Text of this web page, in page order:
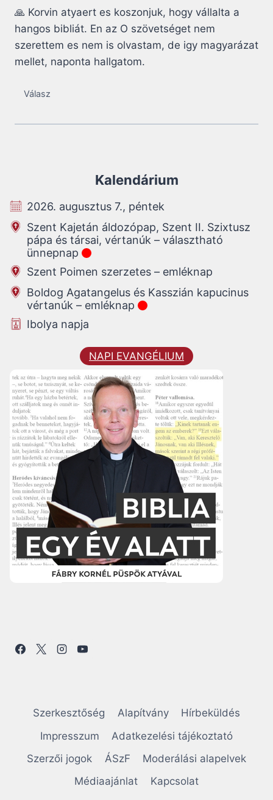
🙏 Korvin atyaert es koszonjuk, hogy vállalta a
hangos bibliát. En az O szövetséget nem
szerettem es nem is olvastam, de igy magyarázat
mellet, naponta hallgatom.
Válasz
Kalendárium
2026. augusztus 7., péntek
Szent Kajetán áldozópap, Szent II. Szixtusz
pápa és társai, vértanúk – választható
ünnepnap
Szent Poimen szerzetes – emléknap
Boldog Agatangelus és Kasszián kapucinus
vértanúk – emléknap
Ibolya napja
NAPI EVANGÉLIUM
Szerkesztőség Alapítvány
Hírbeküldés
Impresszum
Adatkezelési tájékoztató
Szerzői jogok
ÁSzF
Moderálási alapelvek
Médiaajánlat
Kapcsolat